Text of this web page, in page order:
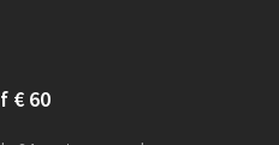
€ 60